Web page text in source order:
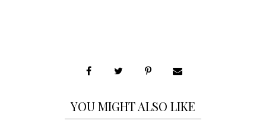
YOU MIGHT ALSO LIKE